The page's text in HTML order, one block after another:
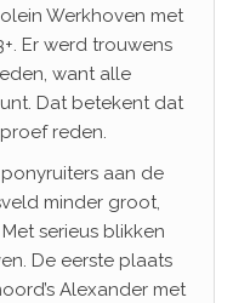
Werkhoven met
Er werd trouwens
want alle
Dat betekent dat
reden.
aan de
minder groot,
serieus blikken
De eerste plaats
Alexander met